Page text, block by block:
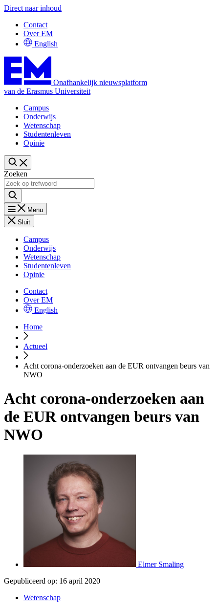
Direct naar inhoud
Contact
Over EM
English
Onafhankelijk nieuwsplatform
van de Erasmus Universiteit
Campus
Onderwijs
Wetenschap
Studentenleven
Opinie
Zoeken
Menu
Sluit
Campus
Onderwijs
Wetenschap
Studentenleven
Opinie
Contact
Over EM
English
Home
Actueel
Acht corona-onderzoeken aan de EUR ontvangen beurs van
NWO
Acht corona-onderzoeken aan
de EUR ontvangen beurs van
NWO
Elmer Smaling
Gepubliceerd op: 16 april 2020
Wetenschap